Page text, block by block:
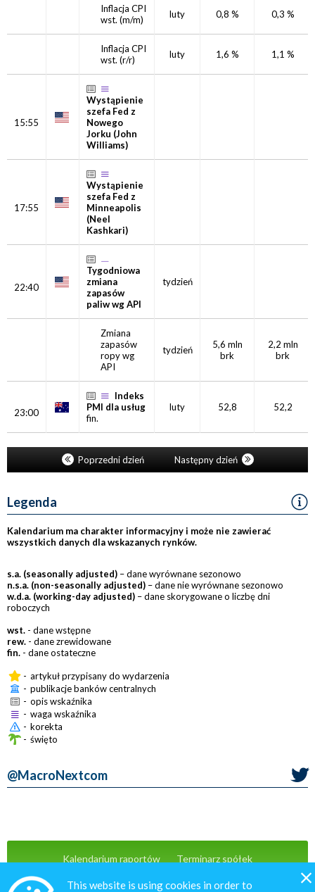
Inflacja CPI
wst. (m/m) luty 0,8 % 0,3 %
Inflacja CPI
wst. (r/r) luty 1,6 % 1,1 %
15:55
Wystąpienie
szefa Fed z
Nowego
Jorku (John
Williams)
17:55
Wystąpienie
szefa Fed z
Minneapolis
(Neel
Kashkari)
22:40
Tygodniowa
zmiana
zapasów
paliw wg API
tydzień
Zmiana
zapasów
ropy wg
API
tydzień
5,6 mln
brk
2,2 mln
brk
23:00
Indeks
PMI dla usług
fin.
luty 52,8 52,2
Poprzedni dzień Następny dzień
Legenda
Kalendarium ma charakter informacyjny i może nie zawierać
wszystkich danych dla wskazanych rynków.
s.a. (seasonally adjusted) – dane wyrównane sezonowo
n.s.a. (non-seasonally adjusted) – dane nie wyrównane sezonowo
w.d.a. (working-day adjusted) – dane skorygowane o liczbę dni
roboczych
wst. - dane wstępne
rew. - dane zrewidowane
fin. - dane ostateczne
- artykuł przypisany do wydarzenia
- publikacje banków centralnych
- opis wskaźnika
- waga wskaźnika
- korekta
- święto
@MacroNextcom
Kalendarium raportów
Terminarz spółek
This website is using cookies in order to